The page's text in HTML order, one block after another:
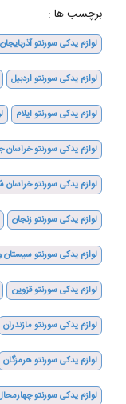
برچسب ها :
لوازم یدکی سورنتو
لوازم یدکی سورنتو اردبیل
لوازم یدکی سورنتو ایلام
لوازم یدکی سورنتو خراسان
لوازم یدکی سورنتو خراسان
لوازم یدکی سورنتو زنجان
لوازم یدکی سورنتو سیستان
لوازم یدکی سورنتو قزوین
لوازم یدکی سورنتو مازندران
لوازم یدکی سورنتو هرمزگان
لوازم یدکی سورنتو